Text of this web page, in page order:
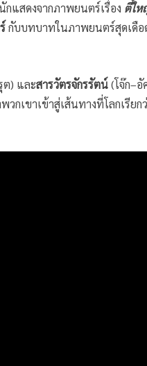
กแสดงจากภาพยนตร์เรื่อง ตี๋ให
กับบทบาทในภาพยนตร์สุดเดือ
ต) และสารวัตรจักรรัตน์(โจ๊ก–
กเขาเข้าสู่เส้นทางที่โลกเรีย